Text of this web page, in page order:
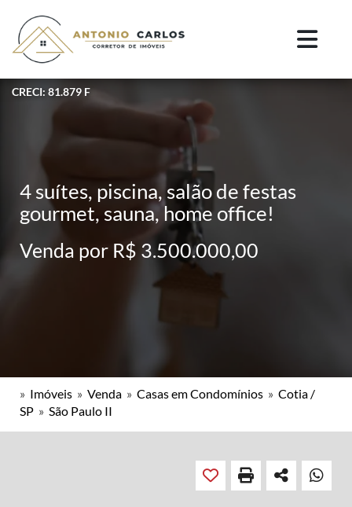
CRECI: 81.879 F
4 suítes, piscina, salão de festas
gourmet, sauna, home office!
Venda por R$ 3.500.000,00
» Imóveis » Venda » Casas em Condomínios » Cotia /
SP » São Paulo II